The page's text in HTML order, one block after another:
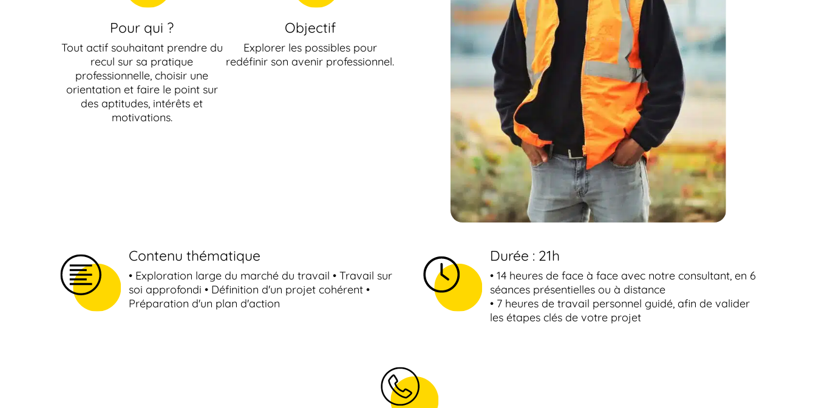
Pour qui ?
Tout actif souhaitant prendre du
recul sur sa pratique
professionnelle, choisir une
orientation et faire le point sur
des aptitudes, intérêts et
motivations.
Objectif
Explorer les possibles pour
redéfinir son avenir professionnel.
Contenu thématique
• Exploration large du marché du travail • Travail sur
soi approfondi • Définition d'un projet cohérent •
Préparation d'un plan d'action
Durée : 21h
• 14 heures de face à face avec notre consultant, en 6
séances présentielles ou à distance
• 7 heures de travail personnel guidé, afin de valider
les étapes clés de votre projet